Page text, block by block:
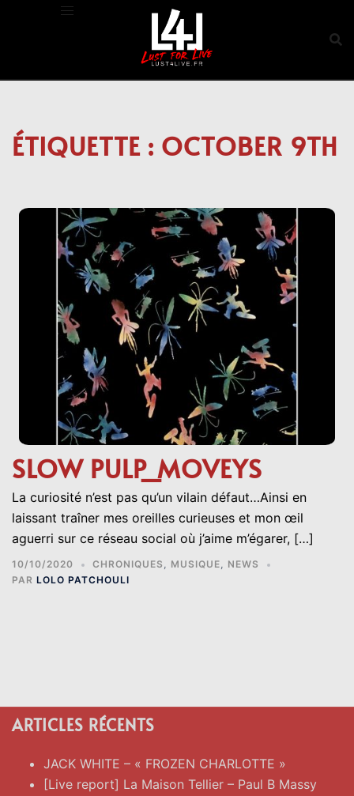
ÉTIQUETTE : OCTOBER 9TH
SLOW PULP_MOVEYS
La curiosité n’est pas qu’un vilain défaut…Ainsi en
laissant traîner mes oreilles curieuses et mon œil
aguerri sur ce réseau social où j’aime m’égarer, […]
10/10/2020 CHRONIQUES , MUSIQUE, NEWS
PAR LOLO PATCHOULI
ARTICLES RÉCENTS
JACK WHITE – « FROZEN CHARLOTTE »
[Live report] La Maison Tellier – Paul B Massy